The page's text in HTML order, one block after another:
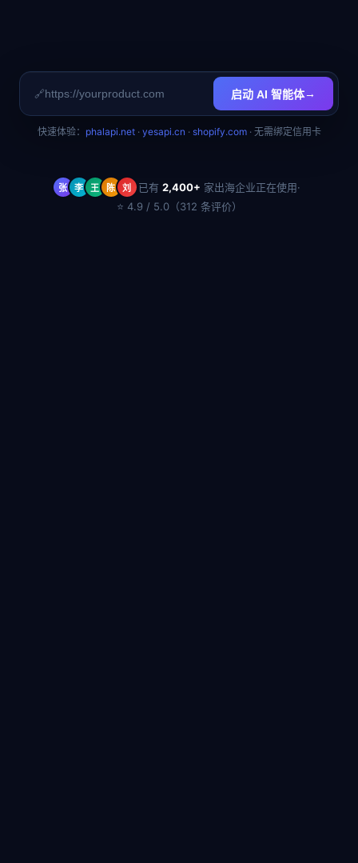
🔗 启动 AI 智能体→
快速体验： phalapi.net· yesapi.cn · shopify.com· 无需绑定信用卡
张 李 王 陈 刘 已有 2,400+ 家出海企业正在使用·
⭐ 4.9 / 5.0（312 条评价）